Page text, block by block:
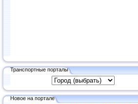
Транспортные порталы
Новое на портале